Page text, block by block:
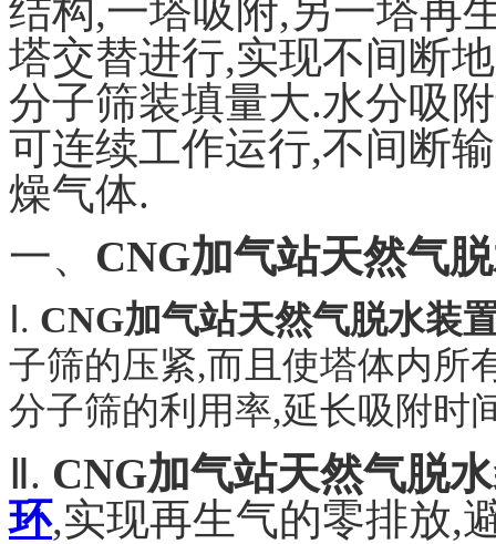
结构,一塔吸附,另一塔再
塔交替进行,实现不间断
分子筛装填量大.水分吸
可连续工作运行,不间断
燥气体.
一、 CNG加气站天然气
. CNG加气站天然气脱水装
子筛的压紧,而且使塔体内所
分子筛的利用率,延长吸附时
Ⅱ. CNG加气站天然气脱
环,实现再生气的零排放,